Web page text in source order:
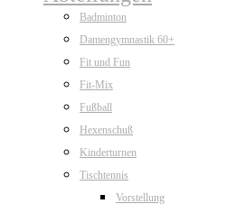
Badminton
Damengymnastik 60+
Fit und Fun
Fit-Mix
Fußball
Hexenschuß
Kinderturnen
Tischtennis
Vorstellung